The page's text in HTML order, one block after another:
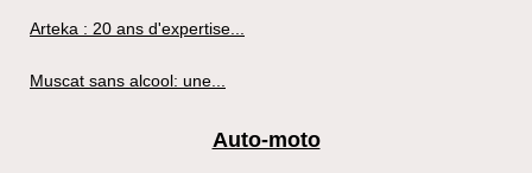
Arteka : 20 ans d'expertise...
Muscat sans alcool: une...
Auto-moto